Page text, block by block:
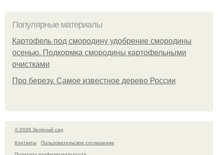
Популярные материалы
Картофель под смородину удобрение смородины
осенью. Подкормка смородины картофельными
очистками
Про березу. Самое известное дерево России
© 2026 Зелёный сад
Контакты
Пользовательское соглашение